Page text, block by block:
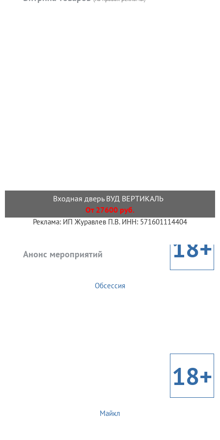
Входная дверь ВУД ВЕРТИКАЛЬ
От 27600 руб.
Реклама: ИП Журавлев П.В. ИНН: 571601114404
Анонс мероприятий 18+
Обсессия
18+
Майкл